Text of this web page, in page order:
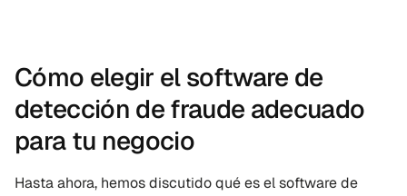
Cómo elegir el software de
detección de fraude adecuado
para tu negocio
Hasta ahora, hemos discutido qué es el software de